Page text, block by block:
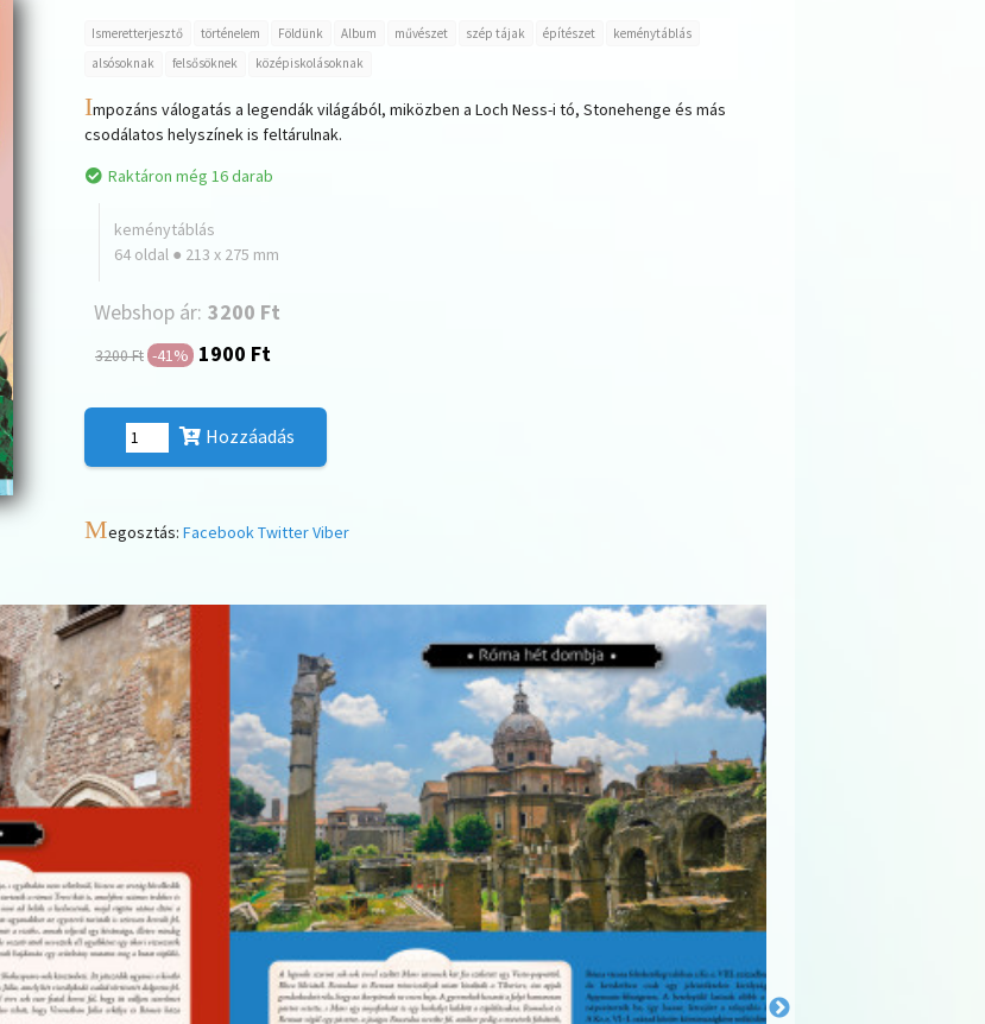
Ismeretterjesztő történelem Földünk Album művészet szép tájak építészet
keménytáblás
alsósoknak
felsősöknek középiskolásoknak
Impozáns válogatás a legendák világából, miközben a Loch Ness-i tó, Stonehenge és más
csodálatos helyszínek is feltárulnak.
Raktáron még 16 darab
keménytáblás
64 oldal ● 213 x 275 mm
Webshop ár: 3200 Ft
3200 Ft -41% 1900 Ft
Hozzáadás
Megosztás: FacebookTwitterViber